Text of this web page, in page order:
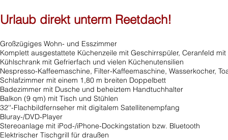
Urlaub direkt unterm Reetdach!
Großzügiges Wohn- und Esszimmer
Komplett ausgestattete Küchenzeile mit Geschirrspüler, Ceranfeld
Kühlschrank mit Gefrierfach und vielen Küchenutensilien
Nespresso-Kaffeemaschine, Filter-Kaffeemaschine, Wasserkocher,
Schlafzimmer mit einem 1,80 m breiten Doppelbett
Badezimmer mit Dusche und beheiztem Handtuchhalter
Balkon (9 qm) mit Tisch und Stühlen
32''-Flachbildfernseher mit digitalem Satellitenempfang
Bluray-/DVD-Player
Stereoanlage mit iPod-/iPhone-Dockingstation bzw. Bluetooth
Elektrischer Tischgrill für draußen